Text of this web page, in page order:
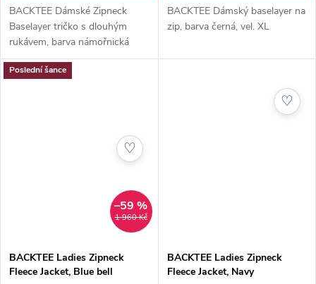
BACKTEE Dámské Zipneck
Baselayer tričko s dlouhým
rukávem, barva námořnická
modř, vel.M
BACKTEE Dámský baselayer na
zip, barva černá, vel. XL
Poslední šance
1 960 Kč
–59 %
BACKTEE Ladies Zipneck
Fleece Jacket, Blue bell
♡
BACKTEE Ladies Zipneck
Fleece Jacket, Navy
♡